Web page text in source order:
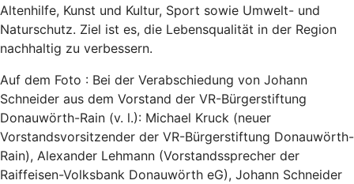
Altenhilfe, Kunst und Kultur, Sport sowie Umwelt- und
Naturschutz. Ziel ist es, die Lebensqualität in der Region
nachhaltig zu verbessern.
Auf dem Foto : Bei der Verabschiedung von Johann
Schneider aus dem Vorstand der VR-Bürgerstiftung
Donauwörth-Rain (v. l.): Michael Kruck (neuer
Vorstandsvorsitzender der VR-Bürgerstiftung Donauwörth-
Rain), Alexander Lehmann (Vorstandssprecher der
Raiffeisen-Volksbank Donauwörth eG), Johann Schneider